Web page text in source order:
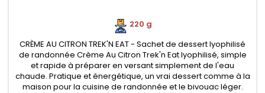
220 g
CRÈME AU CITRON TREK'N EAT - Sachet de dessert lyophilisé
de randonnée Crème Au Citron Trek'n Eat lyophilisé, simple
et rapide à préparer en versant simplement de l'eau
chaude. Pratique et énergétique, un vrai dessert comme à la
maison pour la cuisine de randonnée et le bivouac léger.